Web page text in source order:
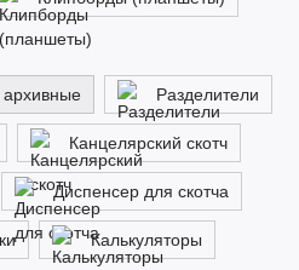
архивные Разделители
Канцелярский скотч
Диспенсер для скотча
Калькуляторы